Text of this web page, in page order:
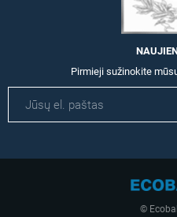
Pirmieji sužinokite
©